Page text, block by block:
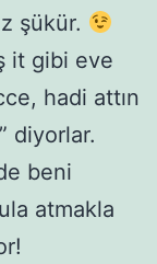
şükür.
it gibi eve
hadi attın
diyorlar.
beni
atmakla